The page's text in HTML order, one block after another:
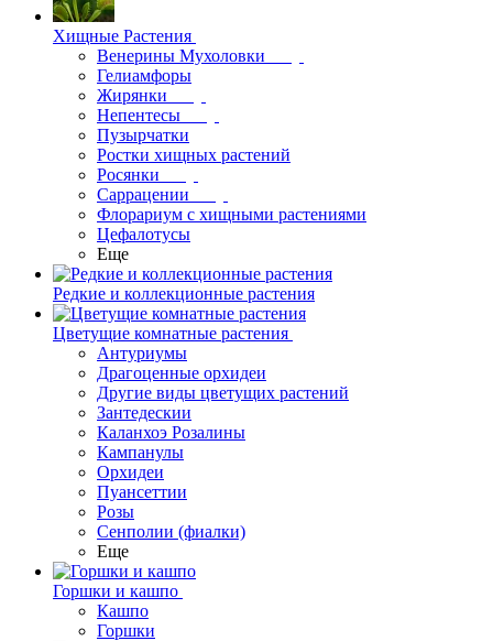
Хищные Растения
Венерины Мухоловки
Гелиамфоры
Жирянки
Непентесы
Пузырчатки
Ростки хищных растений
Росянки
Саррацении
Флорариум с хищными растениями
Цефалотусы
Еще
Редкие и коллекционные растения
Цветущие комнатные растения
Антуриумы
Драгоценные орхидеи
Другие виды цветущих растений
Зантедескии
Каланхоэ Розалины
Кампанулы
Орхидеи
Пуансеттии
Розы
Сенполии (фиалки)
Еще
Горшки и кашпо
Кашпо
Горшки